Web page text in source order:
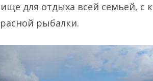
для отдыха всей семьей, с
рыбалки.